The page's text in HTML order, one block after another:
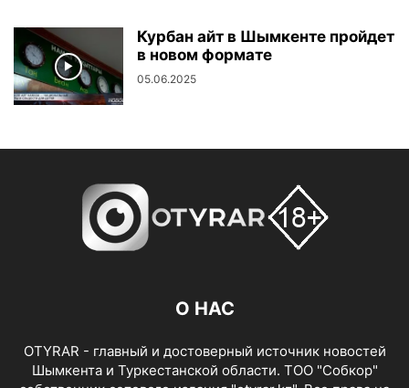
Курбан айт в Шымкенте пройдет
в новом формате
05.06.2025
О НАС
OTYRAR - главный и достоверный источник новостей
Шымкента и Туркестанской области. ТОО "Собкор"